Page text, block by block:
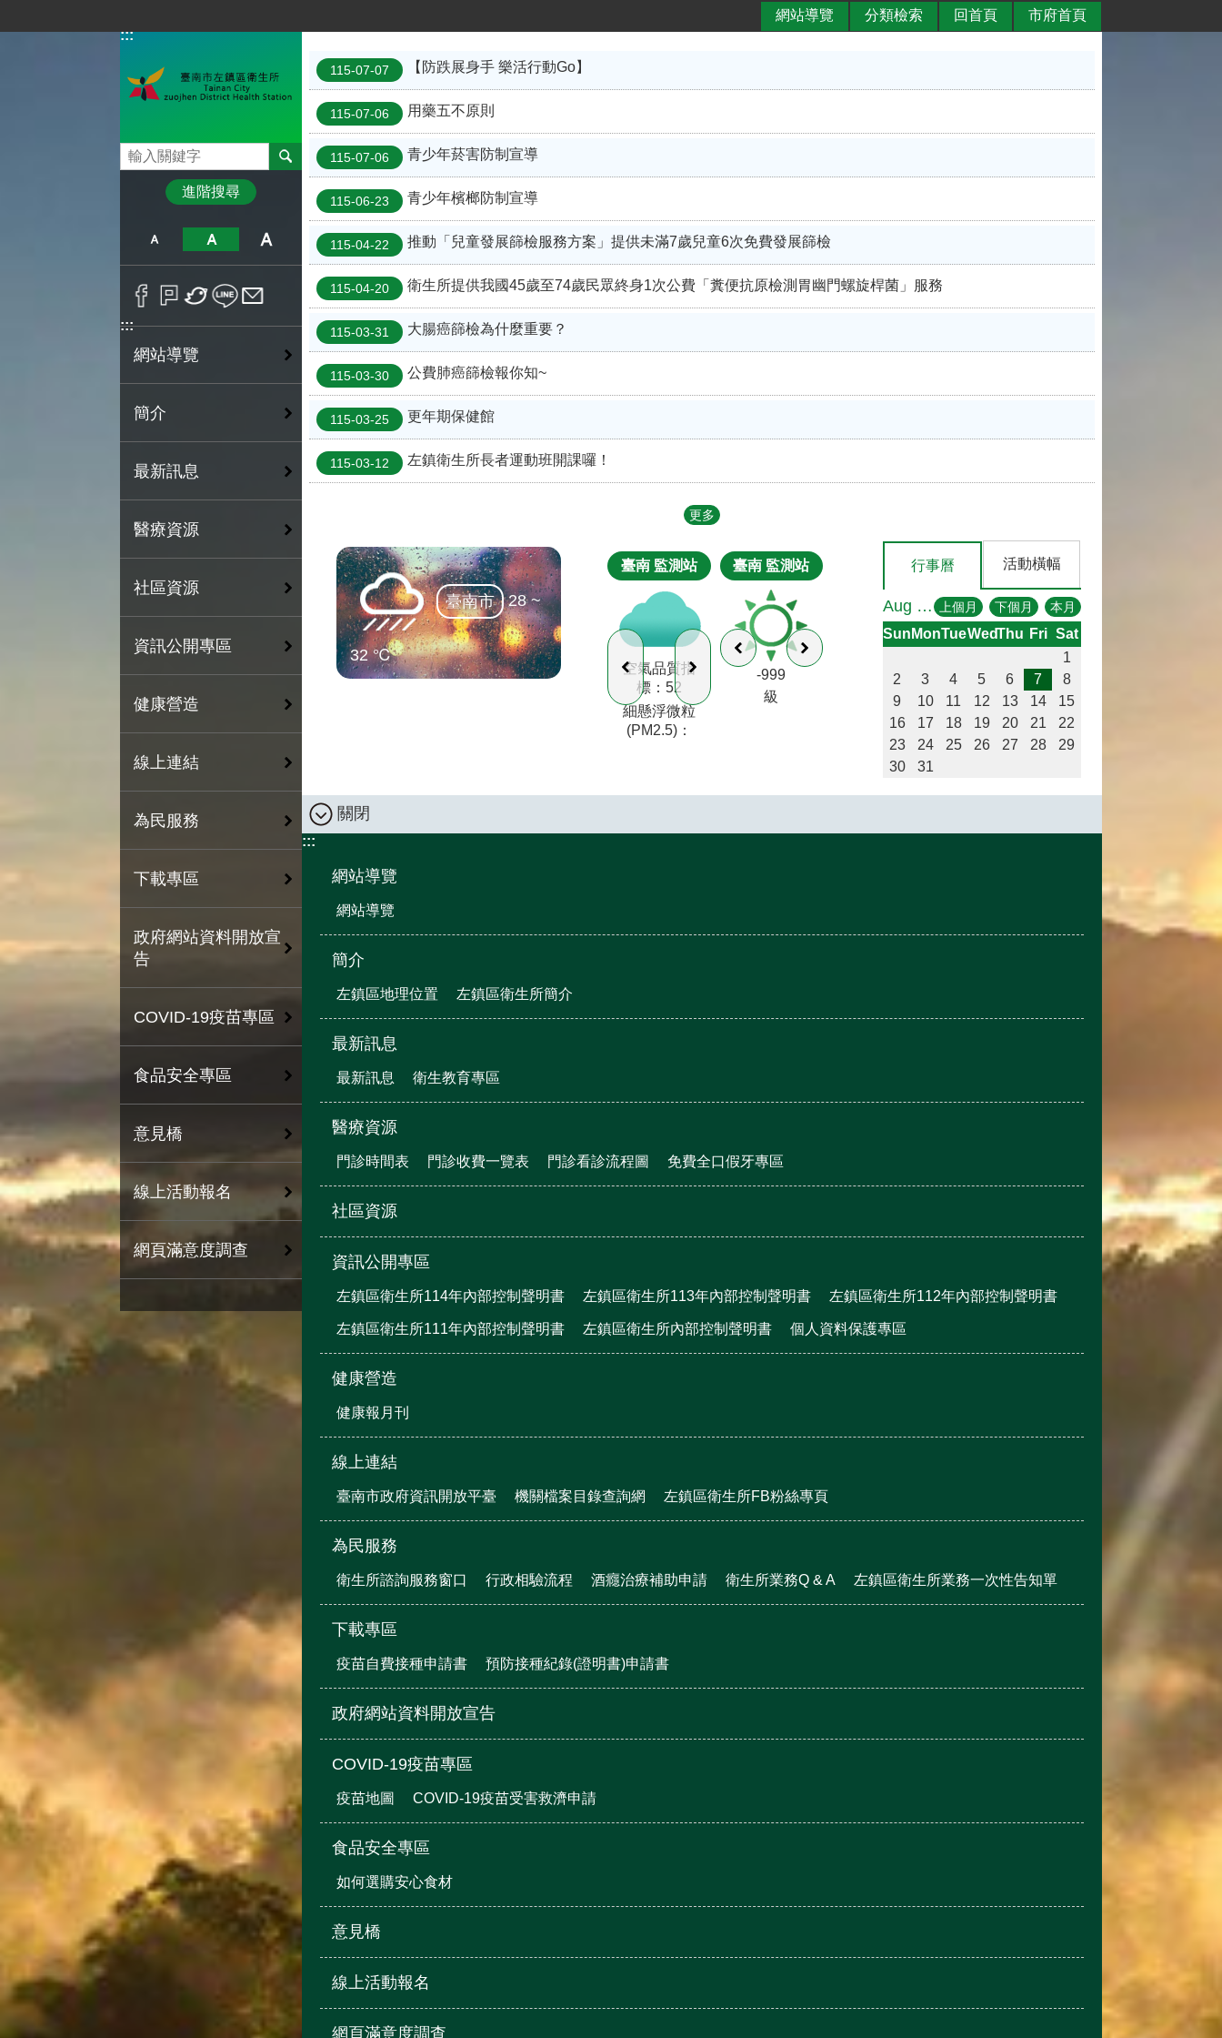
:::
網站導覽 分類檢索 回首頁 市府首頁
搜尋
進階搜尋
:::
網站導覽
簡介
最新訊息
醫療資源
社區資源
資訊公開專區
健康營造
線上連結
為民服務
下載專區
政府網站資料開放宣
告
COVID-19疫苗專區
食品安全專區
意見橋
線上活動報名
網頁滿意度調查
115-07-07 【防跌展身手 樂活行動Go】
115-07-06 用藥五不原則
115-07-06 青少年菸害防制宣導
115-06-23 青少年檳榔防制宣導
115-04-22 推動「兒童發展篩檢服務方案」提供未滿7歲兒童6次免費發展篩檢
115-04-20 衛生所提供我國45歲至74歲民眾終身1次公費「糞便抗原檢測胃幽門螺旋桿菌」服務
115-03-31 大腸癌篩檢為什麼重要？
115-03-30 公費肺癌篩檢報你知~
115-03-25 更年期保健館
115-03-12 左鎮衛生所長者運動班開課囉！
更多
臺南市 28 ~
32 ℃
臺南監測站
空氣品質指
標： 52
細懸浮微粒
(PM2.5)：
臺南 監測站
-999
級
行事曆 活動橫幅
上個月 下個月 本月
Aug 2026
Sun MonTueWedThu Fri Sat
1
2
3 4 5 6 7
8
9
10 11 12 13 14
15
16
17 18 19 20 21
22
23
24 25 26 27 28
29
30
31
關閉
:::
網站導覽
網站導覽
簡介
左鎮區地理位置 左鎮區衛生所簡介
最新訊息
最新訊息 衛生教育專區
醫療資源
門診時間表 門診收費一覽表 門診看診流程圖 免費全口假牙專區
社區資源
資訊公開專區
左鎮區衛生所114年內部控制聲明書 左鎮區衛生所113年內部控制聲明書 左鎮區衛生所112年內部控制聲明書
左鎮區衛生所111年內部控制聲明書 左鎮區衛生所內部控制聲明書 個人資料保護專區
健康營造
健康報月刊
線上連結
臺南市政府資訊開放平臺 機關檔案目錄查詢網 左鎮區衛生所FB粉絲專頁
為民服務
衛生所諮詢服務窗口 行政相驗流程 酒癮治療補助申請 衛生所業務Q & A 左鎮區衛生所業務一次性告知單
下載專區
疫苗自費接種申請書 預防接種紀錄(證明書)申請書
政府網站資料開放宣告
COVID-19疫苗專區
疫苗地圖 COVID-19疫苗受害救濟申請
食品安全專區
如何選購安心食材
意見橋
線上活動報名
網頁滿意度調查